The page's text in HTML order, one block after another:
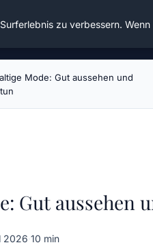
Mode: Gut aussehen und
Gut aussehen
2026·10 min
zu verbessern.